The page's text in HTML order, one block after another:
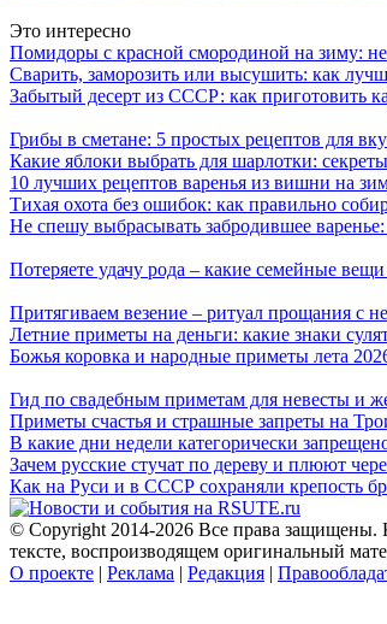
Это интересно
Помидоры с красной смородиной на зиму:
Сварить, заморозить или высушить: как
Забытый десерт из СССР: как приготовить
Грибы в сметане: 5 простых рецептов для
Какие яблоки выбрать для шарлотки:
10 лучших рецептов варенья из вишни на
Тихая охота без ошибок: как правильно
Не спешу выбрасывать забродившее
Потеряете удачу рода – какие семейные
Притягиваем везение – ритуал прощания с
Летние приметы на деньги: какие знаки
Божья коровка и народные приметы лета
Гид по свадебным приметам для невесты и
Приметы счастья и страшные запреты на
В какие дни недели категорически
Зачем русские стучат по дереву и плюют
Как на Руси и в СССР сохраняли крепость
© Copyright 2014-2026 Все права защищены.
тексте, воспроизводящем оригинальный
О проекте | Реклама | Редакция |